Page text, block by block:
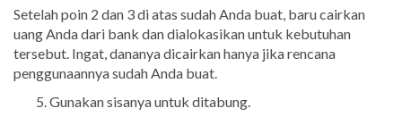
Setelah poin 2 dan 3 di atas sudah Anda buat, baru cairkan
uang Anda dari bank dan dialokasikan untuk kebutuhan
tersebut. Ingat, dananya dicairkan hanya jika rencana
penggunaannya sudah Anda buat.
Gunakan sisanya untuk ditabung.